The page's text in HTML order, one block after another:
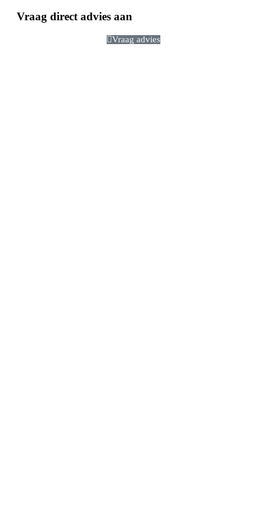
Vraag direct advies aan
Vraag advies